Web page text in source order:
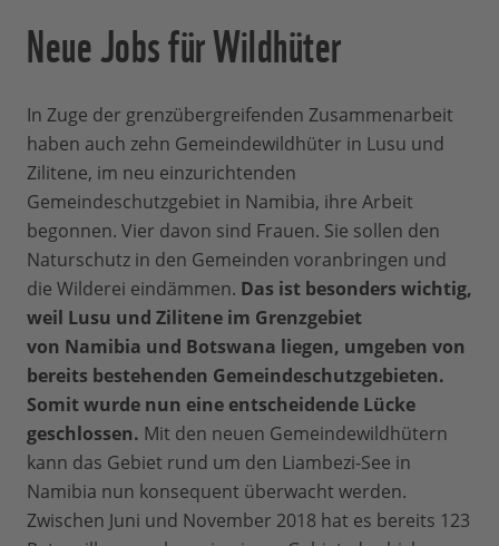
Neue Jobs für Wildhüter
In Zuge der grenzübergreifenden Zusammenarbeit
haben auch zehn Gemeindewildhüter in Lusu und
Zilitene, im neu einzurichtenden
Gemeindeschutzgebiet in Namibia, ihre Arbeit
begonnen. Vier davon sind Frauen. Sie sollen den
Naturschutz in den Gemeinden voranbringen und
die Wilderei eindämmen. Das ist besonders wichtig,
weil Lusu und Zilitene im Grenzgebiet
von Namibia und Botswana liegen, umgeben von
bereits bestehenden Gemeindeschutzgebieten.
Somit wurde nun eine entscheidende Lücke
geschlossen. Mit den neuen Gemeindewildhütern
kann das Gebiet rund um den Liambezi-See in
Namibia nun konsequent überwacht werden.
Zwischen Juni und November 2018 hat es bereits 123